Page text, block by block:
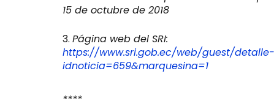
15 de octubre de 2018
Página web del SRI:
https://www.sri.gob.ec/web/guest/
idnoticia=659&marquesina=1
****